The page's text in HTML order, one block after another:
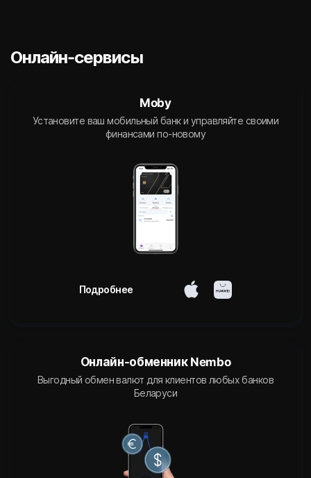
Онлайн-сервисы
Moby
Установите ваш мобильный банк и управляйте своими
финансами по-новому
Подробнее
Онлайн-обменник Nembo
Выгодный обмен валют для клиентов любых банков
Беларуси